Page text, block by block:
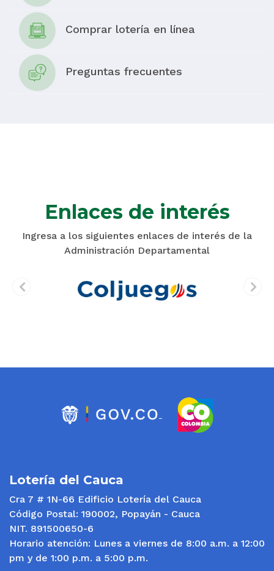
Comprar lotería en línea
Preguntas frecuentes
Enlaces de interés
Ingresa a los siguientes enlaces de interés de la
Administración Departamental
Lotería del Cauca
Cra 7 # 1N-66 Edificio Lotería del Cauca
Código Postal: 190002, Popayán - Cauca
NIT. 891500650-6
Horario atención: Lunes a viernes de 8:00 a.m. a 12:00
pm y de 1:00 p.m. a 5:00 p.m.